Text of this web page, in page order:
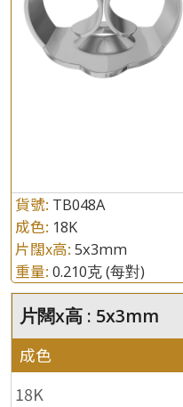
貨號: TB048A
成色: 18K
片闊x高: 5x3mm
重量: 0.210克(每對)
片闊x高 : 5x3mm
成色
18K